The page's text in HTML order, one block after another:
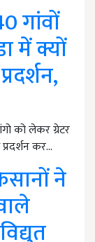
गांवों
में क्यों
को लेकर ग्रेटर
कर…
ने